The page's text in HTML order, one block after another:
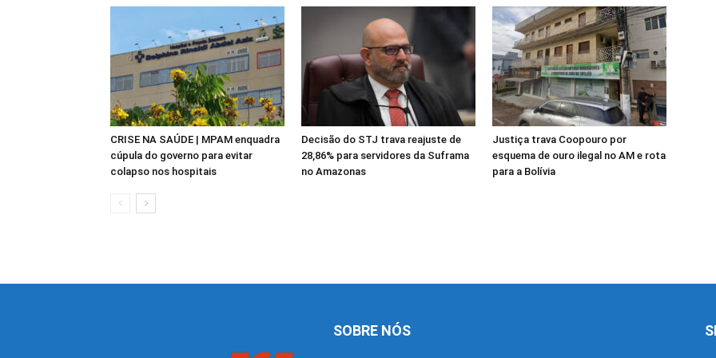
CRISE NA SAÚDE | MPAM enquadra
cúpula do governo para evitar
colapso nos hospitais
Decisão do STJ trava reajuste de
28,86% para servidores da Suframa
no Amazonas
Justiça trava Coopouro por
esquema de ouro ilegal no AM e rota
para a Bolívia
SOBRE NÓS